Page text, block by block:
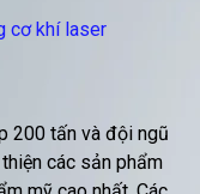
cơ khí laser
200 tấn và đội ngũ
các sản phẩm